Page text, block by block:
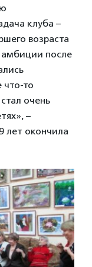
клуба –
возраста
после
что-то
очень
–
лет окончила